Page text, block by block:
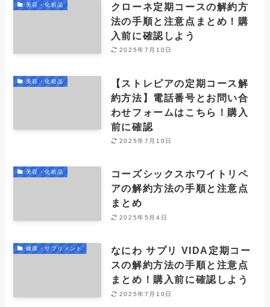
美容・化粧品
クローネ定期コースの解約方
法の手順と注意点まとめ！購
入前に確認しよう
2025年7月10日
美容・化粧品
【ストレピアの定期コース解
約方法】電話番号とお問い合
わせフォームはこちら！購入
前に確認
2025年7月10日
美容・化粧品
コーズシックスホワイトリペ
アの解約方法の手順と注意点
まとめ
2025年5月4日
健康・サプリメント
なにわ サプリ VIDA定期コー
スの解約方法の手順と注意点
まとめ！購入前に確認しよう
2025年7月10日